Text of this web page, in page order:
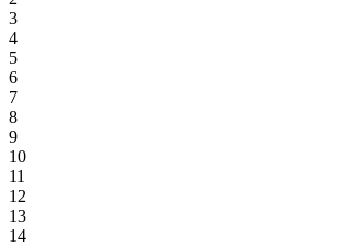
3
4
5
6
7
8
9
10
11
12
13
14